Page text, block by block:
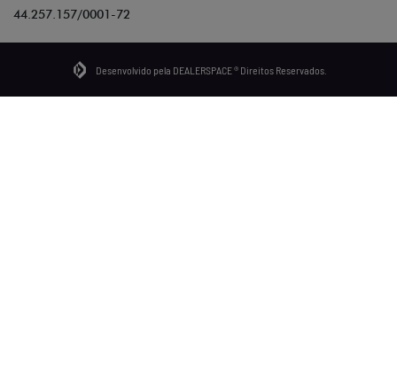
44.257.157/0001-72
Desenvolvido pela DEALERSPACE ® Direitos Reservados.